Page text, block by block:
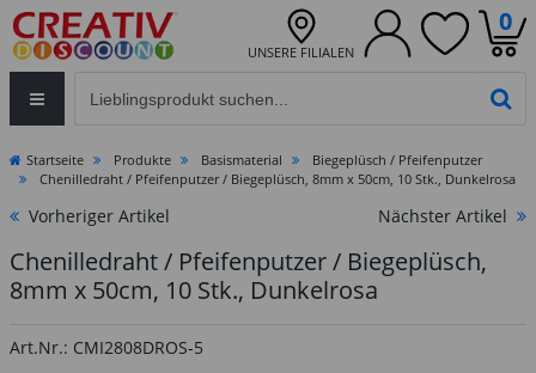
UNSERE FILIALEN
0
Startseite Produkte Basismaterial
Biegeplüsch / Pfeifenputzer
Chenilledraht / Pfeifenputzer / Biegeplüsch, 8mm x 50cm, 10 Stk., Dunkelrosa
Vorheriger Artikel Nächster Artikel
Chenilledraht / Pfeifenputzer / Biegeplüsch,
8mm x 50cm, 10 Stk., Dunkelrosa
Art.Nr.: CMI2808DROS-5